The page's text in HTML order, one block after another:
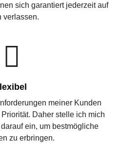
sich garantiert jederzeit auf
verlassen.
meiner Kunden
Daher stelle ich mich
ein, um bestmögliche
zu erbringen.